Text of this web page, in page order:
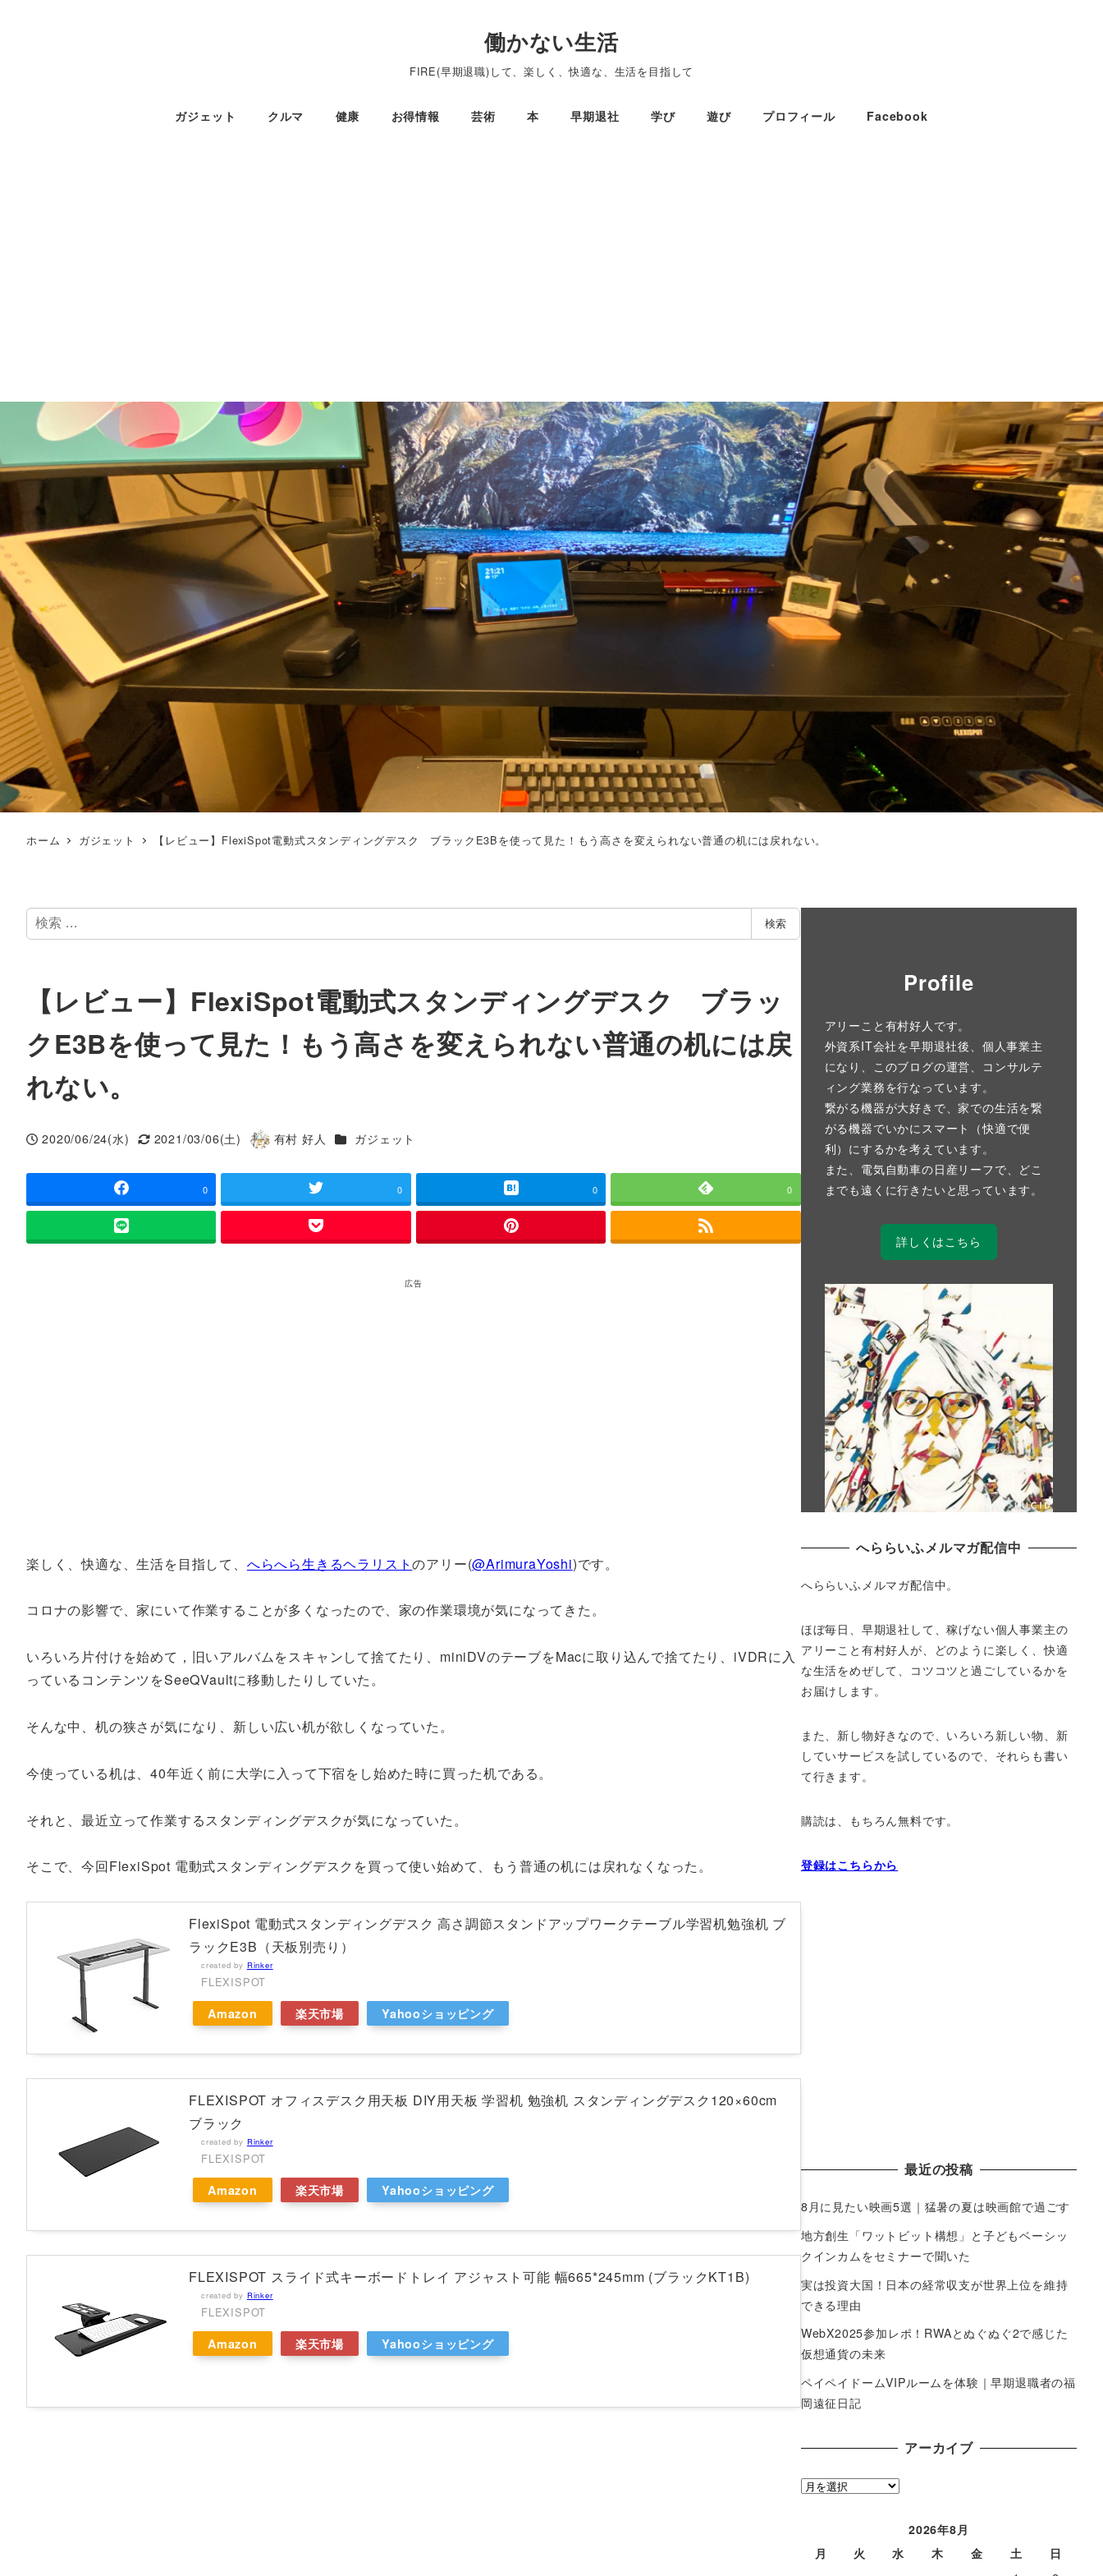
働かない生活
FIRE(早期退職)して、楽しく、快適な、生活を目指して
ガジェット クルマ 健康 お得情報 芸術 本 早期退社 学び 遊び プロフィール Facebook
ホーム ガジェット 【レビュー】FlexiSpot電動式スタンディングデスク ブラックE3Bを使って見た！もう高さを変えられない普通の机には戻れない。
検
索
検索
【レビュー】FlexiSpot電動式スタンディングデスク ブラッ
クE3Bを使って見た！もう高さを変えられない普通の机には戻
れない。
投稿日
2020/06/24(水)
更新日
2021/03/06(土)
著
有村 好人 カテゴリー
ガジェット
0 0 0 0
広告
楽しく、快適な、生活を目指して、 へらへら生きるヘラリストのアリー(@ArimuraYoshi)です。
コロナの影響で、家にいて作業することが多くなったので、家の作業環境が気になってきた。
いろいろ片付けを始めて，旧いアルバムをスキャンして捨てたり、miniDVのテーブをMacに取り込んで捨てたり、iVDRに入
っているコンテンツをSeeQVaultに移動したりしていた。
そんな中、机の狭さが気になり、新しい広い机が欲しくなっていた。
今使っている机は、40年近く前に大学に入って下宿をし始めた時に買った机である。
それと、最近立って作業するスタンディングデスクが気になっていた。
そこで、今回FlexiSpot 電動式スタンディングデスクを買って使い始めて、もう普通の机には戻れなくなった。
FlexiSpot 電動式スタンディングデスク 高さ調節スタンドアップワークテーブル学習机勉強机 ブ
ラックE3B（天板別売り）
created by Rinker
FLEXISPOT
Amazon 楽天市場 Yahooショッピング
FLEXISPOT オフィスデスク用天板 DIY用天板 学習机 勉強机 スタンディングデスク120×60cm
ブラック
created by Rinker
FLEXISPOT
Amazon 楽天市場 Yahooショッピング
FLEXISPOT スライド式キーボードトレイ アジャスト可能 幅665*245mm (ブラックKT1B)
created by Rinker
FLEXISPOT
Amazon 楽天市場 Yahooショッピング
Profile
アリーこと有村好人です。
外資系IT会社を早期退社後、個人事業主
になり、このブログの運営、コンサルテ
ィング業務を行なっています。
繋がる機器が大好きで、家での生活を繋
がる機器でいかにスマート（快適で便
利）にするかを考えています。
また、電気自動車の日産リーフで、どこ
までも遠くに行きたいと思っています。
詳しくはこちら
へららいふメルマガ配信中
へららいふメルマガ配信中。
ほぼ毎日、早期退社して、稼げない個人事業主の
アリーこと有村好人が、どのように楽しく、快適
な生活をめぜして、 コツコツと過ごしているかを
お届けします。
また、新し物好きなので、いろいろ新しい物、 新
していサービスを試しているので、それらも書い
て行きます。
購読は、もちろん無料です。
登録はこちらから
最近の投稿
8月に見たい映画5選｜猛暑の夏は映画館で過ごす
地方創生「ワットビット構想」と子どもベーシッ
クインカムをセミナーで聞いた
実は投資大国！日本の経常収支が世界上位を維持
できる理由
WebX2025参加レポ！RWAとぬぐぬぐ2で感じた
仮想通貨の未来
ペイペイドームVIPルームを体験｜早期退職者の福
岡遠征日記
アーカイブ
ア
2026年8月
月
火 水 木 金 土
日